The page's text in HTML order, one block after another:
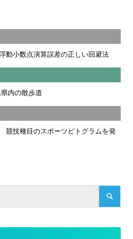
動小数点演算誤差の正しい回避法
内の散歩道
技種目のスポーツピトグラムを発